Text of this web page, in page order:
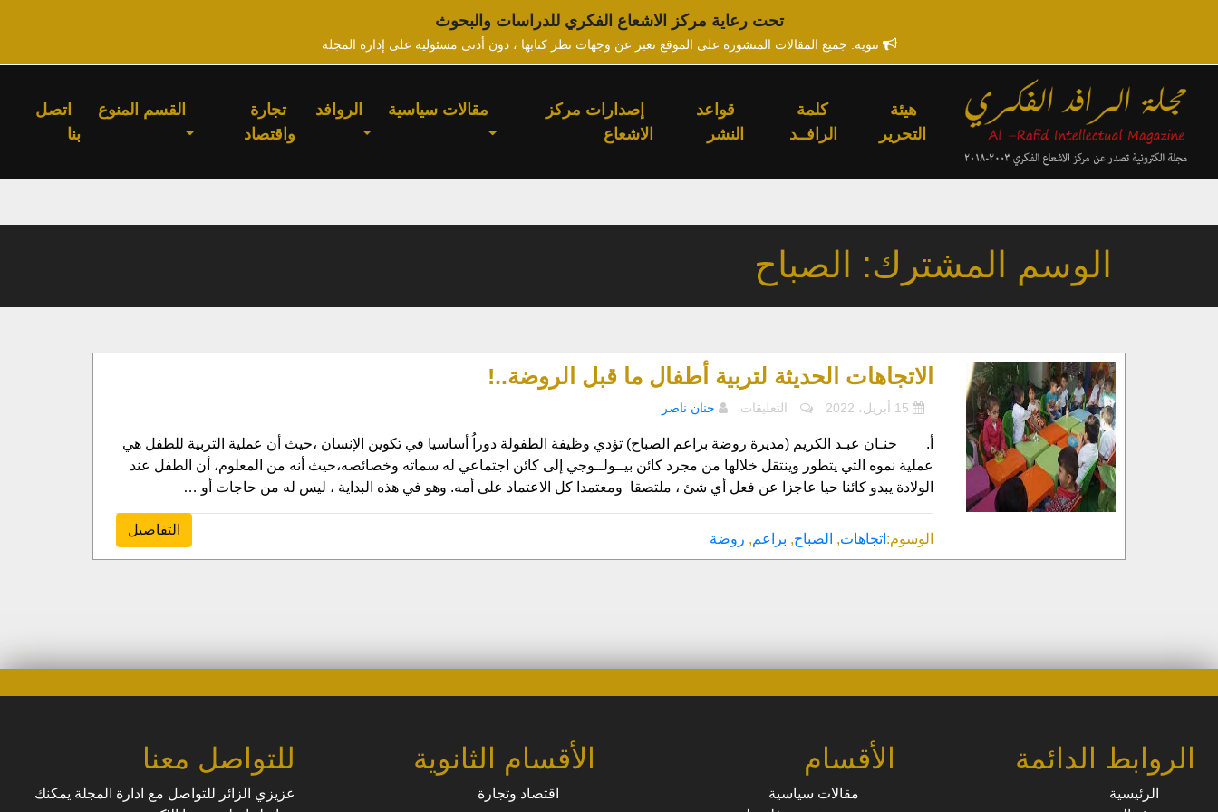
تحت رعاية مركز الاشعاع الفكري للدراسات والبحوث
تنويه: جميع المقالات المنشورة على الموقع تعبر عن وجهات نظر كتابها ، دون أدنى مسئولية على إدارة المجلة
هيئة
التحرير
كلمة
الرافــد
قواعد
النشر
إصدارات مركز
الاشعاع
مقالات سياسية الروافد
تجارة
واقتصاد
القسم المنوع
اتصل
بنا
الوسم المشترك: الصباح
الاتجاهات الحديثة لتربية أطفال ما قبل الروضة..!
التعليقات
على
الحديثة
لتربية
أطفال
الروضة..!
مغلقة
حنان ناصر
أ‌. حنـان عبـد الكريم (مديرة روضة براعم الصباح) تؤدي وظيفة الطفولة دوراُ أساسيا في تكوين الإنسان ،حيث أن عملية التربية للطفل هي
عملية نموه التي يتطور وينتقل خلالها من مجرد كائن بيــولــوجي إلى كائن اجتماعي له سماته وخصائصه،حيث أنه من المعلوم، أن الطفل عند
الولادة يبدو كائنا حيا عاجزا عن فعل أي شئ ، ملتصقا ومعتمدا كل الاعتماد على أمه. وهو في هذه البداية ، ليس له من حاجات أو …
التفاصيل
الوسوم: اتجاهات, الصباح, براعم, روضة
الروابط الدائمة
الرئيسية
الأقسام
مقالات سياسية
الأقسام الثانوية
اقتصاد وتجارة
للتواصل معنا
عزيزي الزائر للتواصل مع ادارة المجلة يمكنك